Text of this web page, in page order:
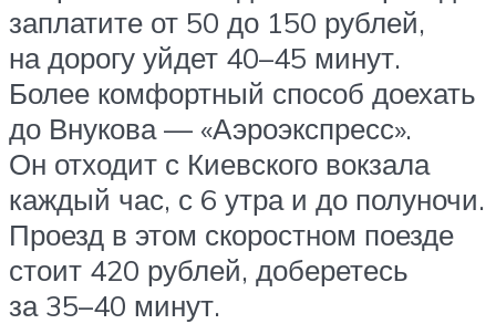
заплатите от 50 до 150 рублей,
на дорогу уйдет 40–45 минут.
Более комфортный способ доехать
до Внукова — «Аэроэкспресс».
Он отходит с Киевского вокзала
каждый час, с 6 утра и до полуночи.
Проезд в этом скоростном поезде
стоит 420 рублей, доберетесь
за 35–40 минут.